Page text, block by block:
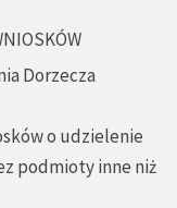
Dorzecza
o udzielenie
podmioty inne niż